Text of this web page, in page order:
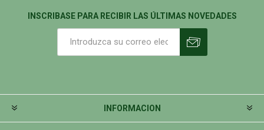
INSCRIBASE PARA RECIBIR LAS ÚLTIMAS NOVEDADES
INFORMACION